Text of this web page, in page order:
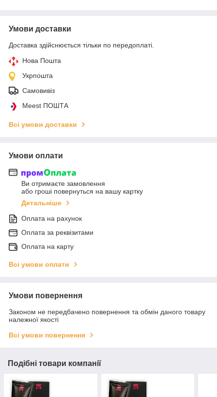
Умови доставки
Доставка здійснюється тільки по передоплаті.
Нова Пошта
Укрпошта
Самовивіз
Meest ПОШТА
Всі умови доставки
Умови оплати
Ви отримаєте замовлення
або гроші повернуться на вашу картку
Детальніше
Оплата на рахунок
Оплата за реквізитами
Оплата на карту
Всі умови оплати
Умови повернення
Законом не передбачено повернення та обмін даного товару
належної якості
Всі умови повернення
Подібні товари компанії